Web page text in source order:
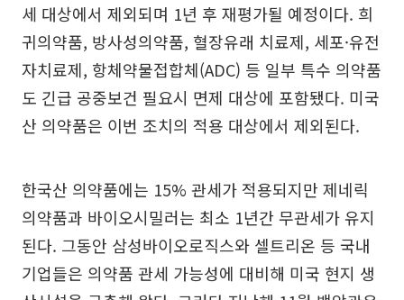
세 대상에서 제외되며 1년 후 재평가될 예정이다. 희
귀의약품, 방사성의약품, 혈장유래 치료제, 세포·유전
자치료제, 항체약물접합체(ADC) 등 일부 특수 의약품
도 긴급 공중보건 필요시 면제 대상에 포함됐다. 미국
산 의약품은 이번 조치의 적용 대상에서 제외된다.
한국산 의약품에는 15% 관세가 적용되지만 제네릭
의약품과 바이오시밀러는 최소 1년간 무관세가 유지
된다. 그동안 삼성바이오로직스와 셀트리온 등 국내
기업들은 의약품 관세 가능성에 대비해 미국 현지 생